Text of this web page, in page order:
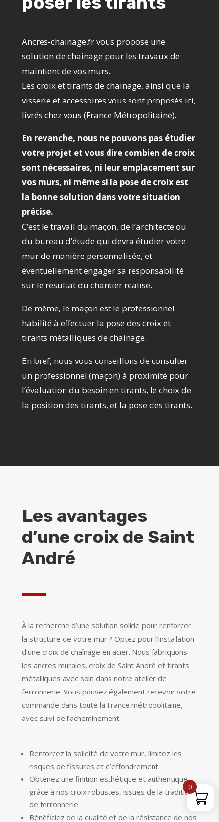
Ancres-chainage.fr vous propose une
solution de chainage pour les travaux de
maintient de vos murs.
Les croix et tirants de chainage, ainsi que la
visserie et accessoires vous sont proposés ici,
livrés chez vous (France Métropolitaine).
En revanche, nous ne pouvons pas étudier
votre projet et vous dire combien de croix
sont nécessaires, ni leur emplacement sur
vos murs, ni même si la pose de croix est
la bonne solution dans votre situation
précise.
C’est le travail du maçon, de l’architecte ou
du bureau d’étude qui devra étudier votre
mur de manière personnalisée, et
éventuellement engager sa responsabilité
sur le résultat du chantier réalisé.
De même, le maçon est le professionnel
habilité à effectuer la pose des croix et
tirants métalliques de chainage.
En bref, nous vous conseillons de consulter
un professionnel (maçon) à proximité pour
l’évaluation du besoin en tirants, le choix de
la position des tirants, et la pose des tirants.
Les avantages
d’une croix de Saint
André
À la recherche d’une solution solide pour renforcer
la structure de votre mur ? Optez pour l’installation
d’une croix de chaînage en acier. Nous fabriquons
les ancres murales, croix de Saint André et tirants
métalliques avec soin dans notre atelier de
ferronnerie. Vous pouvez également recevoir votre
commande dans toute la France métropolitaine,
avec suivi de l’acheminement.
Renforcez la solidité de votre mur, limitez les
risques de fissures et d’effondrement.
Obtenez une finition esthétique et authentique
grâce à nos croix robustes, issues de la tradition
de ferronnerie.
Bénéficiez de la qualité et de la résistance de nos
0